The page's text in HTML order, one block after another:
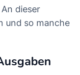
dieser
und so manche